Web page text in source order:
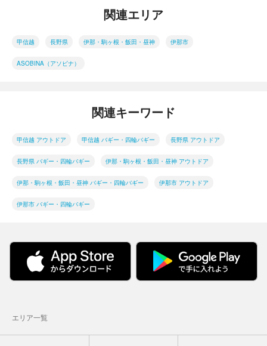
関連エリア
甲信越 長野県 伊那・駒ヶ根・飯田・昼神 伊那市
ASOBINA（アソビナ）
関連キーワード
甲信越 アウトドア 甲信越 バギー・四輪バギー 長野県 アウトドア
長野県 バギー・四輪バギー 伊那・駒ヶ根・飯田・昼神 アウトドア
伊那・駒ヶ根・飯田・昼神 バギー・四輪バギー 伊那市 アウトドア
伊那市 バギー・四輪バギー
エリア一覧